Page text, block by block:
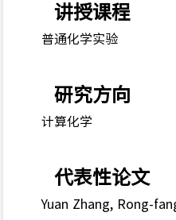
讲授课程
普通化学实验
研究方向
计算化学
代表性论文
Yuan Zhang, Rong-